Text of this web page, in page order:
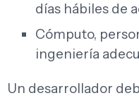
días hábiles de
Cómputo,
ingeniería
Un desarrollador